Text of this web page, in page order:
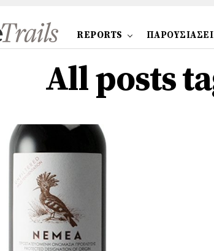
REPORTS
All posts